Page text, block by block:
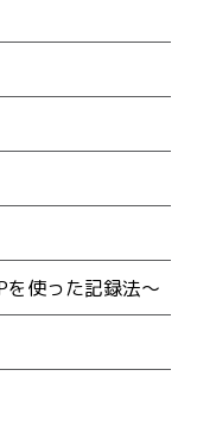
使った記録法～